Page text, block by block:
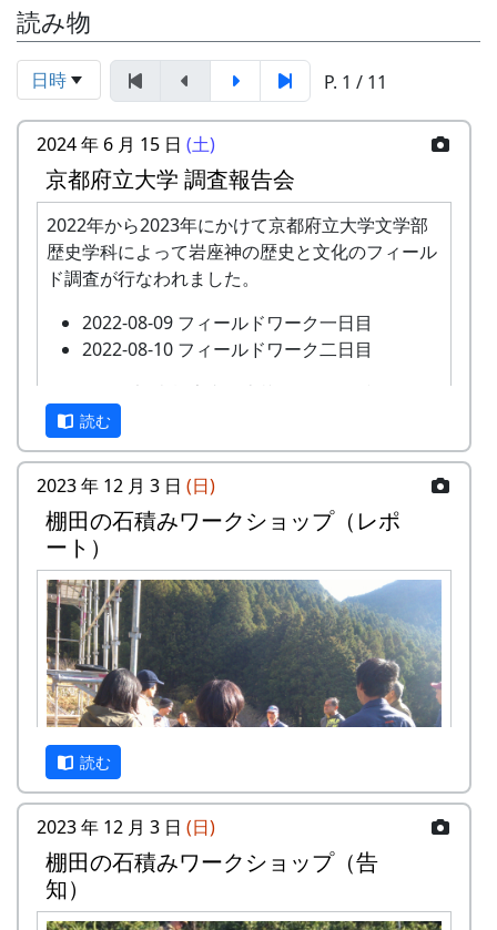
読み物
日時 P. 1 / 11
2024 年 6 月 15 日 (土)
京都府立大学 調査報告会
2022年から2023年にかけて京都府立大学文学部
歴史学科によって岩座神の歴史と文化のフィール
ド調査が行なわれました。
2022-08-09 フィールドワーク一日目
2022-08-10 フィールドワーク二日目
このたび、調査報告書が上梓されたのを記念し
て、現地である岩座神において調査報告会が開催
されます。
あわせて、2023年に岩座神の棚田について農業の
面から調査をおこなった武庫川女子大学来栖氏の
研究発表も行なわれます。
京都府立大学歴史学科文化遺産調査報
告会
『岩座神の歴史と文化』
日時・場所
日時 : 2024年6月15日（土） 13:00 - 16:30
場所 : 岩座神公会堂
プログラム
岩座神における棚田景観の現状と課題
武庫川女子大学大学院建築学研究科専攻
来栖萌々子
読む
2023 年 12 月 3 日 (日)
棚田の石積みワークショップ（レポ
ート）
読む
2023 年 12 月 3 日 (日)
棚⽥の⽯積みワークショップ（告
知）